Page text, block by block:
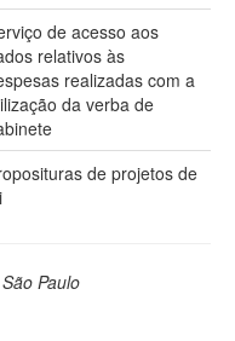
de acesso aos
relativos às
realizadas com a
da verba de
de projetos de
Paulo